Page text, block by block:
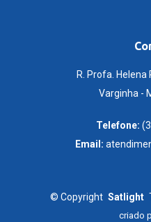
R. Profa. Helena
Varginha -
Telefone:
Email:
© Copyright Satlight
criado